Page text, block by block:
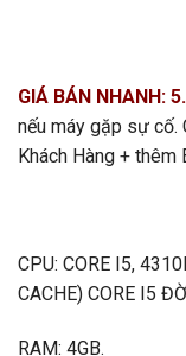
GIÁ BÁN NHANH:
nếu máy gặp sự cố.
Khách Hàng + thêm
CPU: CORE I5,
CACHE) CORE I5
RAM: 4GB.